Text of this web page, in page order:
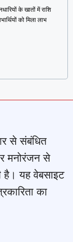
के खातों में राशि
को मिला लाभ
से संबंधित
मनोरंजन से
है। यह वेबसाइट
का